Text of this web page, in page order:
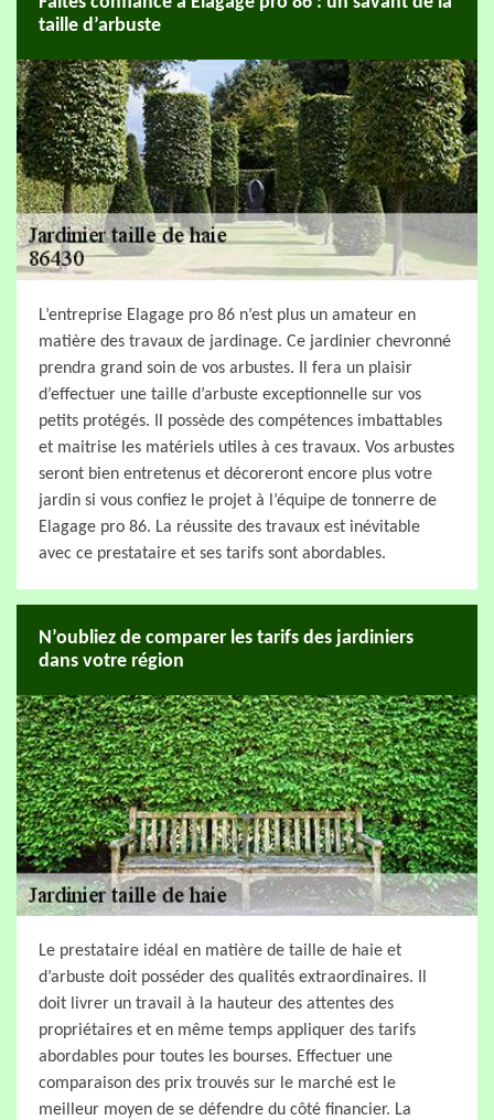
taille d’arbuste
L’entreprise Elagage pro 86 n’est plus un amateur en
matière des travaux de jardinage. Ce jardinier chevronné
prendra grand soin de vos arbustes. Il fera un plaisir
d’effectuer une taille d’arbuste exceptionnelle sur vos
petits protégés. Il possède des compétences imbattables
et maitrise les matériels utiles à ces travaux. Vos arbustes
seront bien entretenus et décoreront encore plus votre
jardin si vous confiez le projet à l’équipe de tonnerre de
Elagage pro 86. La réussite des travaux est inévitable
avec ce prestataire et ses tarifs sont abordables.
N’oubliez de comparer les tarifs des jardiniers
dans votre région
Le prestataire idéal en matière de taille de haie et
d’arbuste doit posséder des qualités extraordinaires. Il
doit livrer un travail à la hauteur des attentes des
propriétaires et en même temps appliquer des tarifs
abordables pour toutes les bourses. Effectuer une
comparaison des prix trouvés sur le marché est le
meilleur moyen de se défendre du côté financier. La